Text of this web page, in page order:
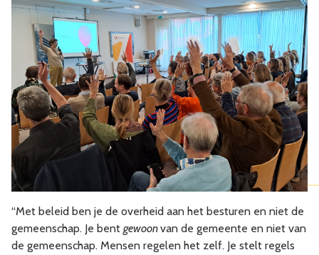
“Met beleid ben je de overheid aan het besturen en niet de
gemeenschap. Je bent gewoonvan de gemeente en niet van
de gemeenschap. Mensen regelen het zelf. Je stelt regels